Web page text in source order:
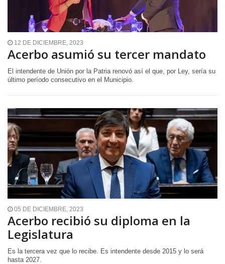
12 DE DICIEMBRE, 2023
Acerbo asumió su tercer mandato
El intendente de Unión por la Patria renovó así el que, por Ley, sería su
último período consecutivo en el Municipio.
05 DE DICIEMBRE, 2023
Acerbo recibió su diploma en la
Legislatura
Es la tercera vez que lo recibe. Es intendente desde 2015 y lo será
hasta 2027.